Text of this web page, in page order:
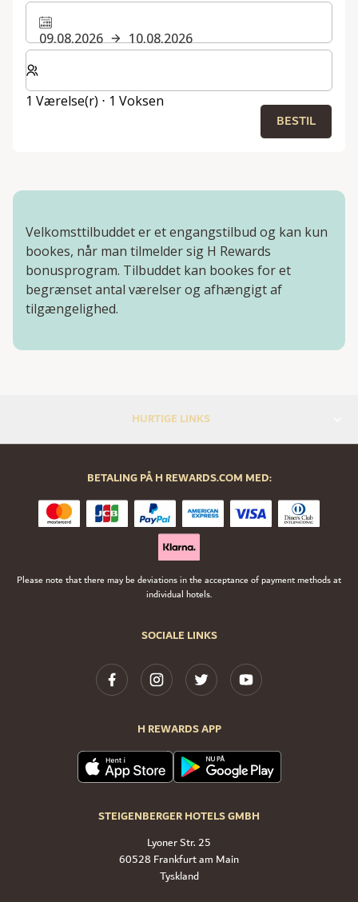
09.08.2026
10.08.2026
Vælg antal værelser og gæster til dit ophold
1 Værelse(r) ⋅ 1 Voksen
BESTIL
Velkomsttilbuddet er et engangstilbud og kan kun
bookes, når man tilmelder sig H Rewards
bonusprogram. Tilbuddet kan bookes for et
begrænset antal værelser og afhængigt af
tilgængelighed.
HURTIGE LINKS
SOCIALE LINKS
H REWARDS APP
STEIGENBERGER HOTELS GMBH
Lyoner Str. 25
60528 Frankfurt am Main
Tyskland
BETALING PÅ H REWARDS.COM MED:
Please note that there may be deviations in the acceptance of payment methods at
individual hotels.